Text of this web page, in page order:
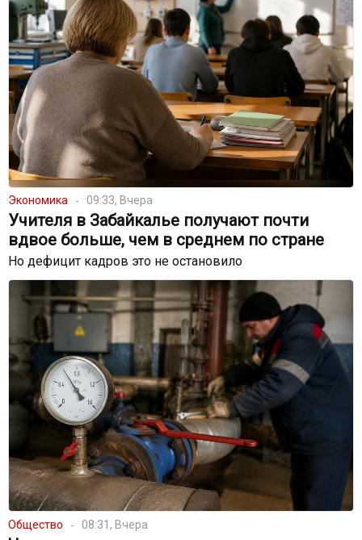
Экономика 09:33, Вчера
Учителя в Забайкалье получают почти
вдвое больше, чем в среднем по стране
Но дефицит кадров это не остановило
Общество 08:31, Вчера